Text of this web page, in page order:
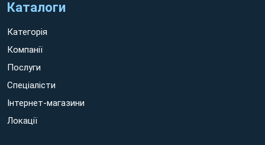
Каталоги
Категорія
Компанії
Послуги
Спеціалісти
Інтернет-магазини
Локації